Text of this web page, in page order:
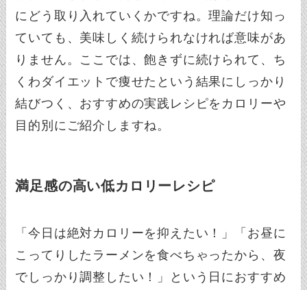
にどう取り入れていくかですね。理論だけ知っ
ていても、美味しく続けられなければ意味があ
りません。ここでは、飽きずに続けられて、ち
くわダイエットで痩せたという結果にしっかり
結びつく、おすすめの実践レシピをカロリーや
目的別にご紹介しますね。
満足感の高い低カロリーレシピ
「今日は絶対カロリーを抑えたい！」「お昼に
こってりしたラーメンを食べちゃったから、夜
でしっかり調整したい！」という日におすすめ